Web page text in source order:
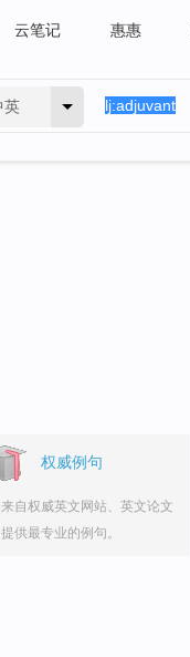
云笔记 惠惠
英
权威例句
自权威英文网站、英文论文
供最专业的例句。